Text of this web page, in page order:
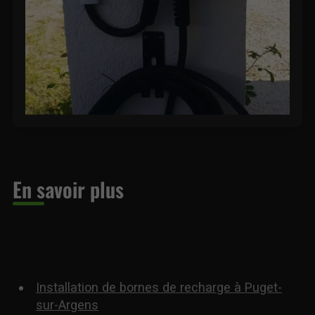
En savoir plus
Installation de bornes de recharge à Puget-
sur-Argens